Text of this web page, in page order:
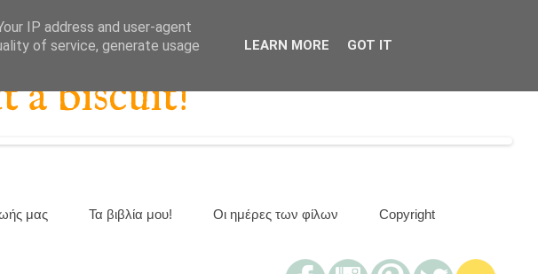
a biscuit!
μας Τα βιβλία μου! Οι ημέρες των φίλων Copyright
IP address and user-agent
of service, generate usage
LEARN MORE GOT IT